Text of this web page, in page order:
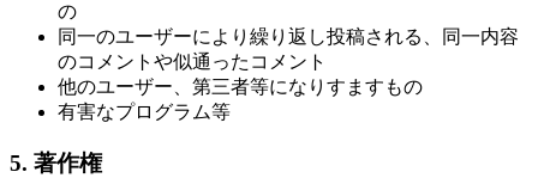
の
同一のユーザーにより繰り返し投稿される、同一内容
のコメントや似通ったコメント
他のユーザー、第三者等になりすますもの
有害なプログラム等
5. 著作権